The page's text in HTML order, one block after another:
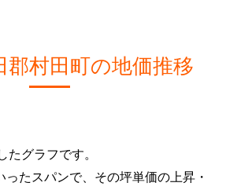
郡村田町の地価推移
グラフです。
たスパンで、その坪単価の上昇・